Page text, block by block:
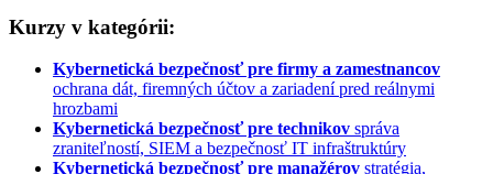
Kurzy v kategórii:
Kybernetická bezpečnosť pre firmy a zamestnancov
ochrana dát, firemných účtov a zariadení pred reálnymi
hrozbami
Kybernetická bezpečnosť pre technikov správa
zraniteľností, SIEM a bezpečnosť IT infraštruktúry
Kybernetická bezpečnosť pre manažérov stratégia,